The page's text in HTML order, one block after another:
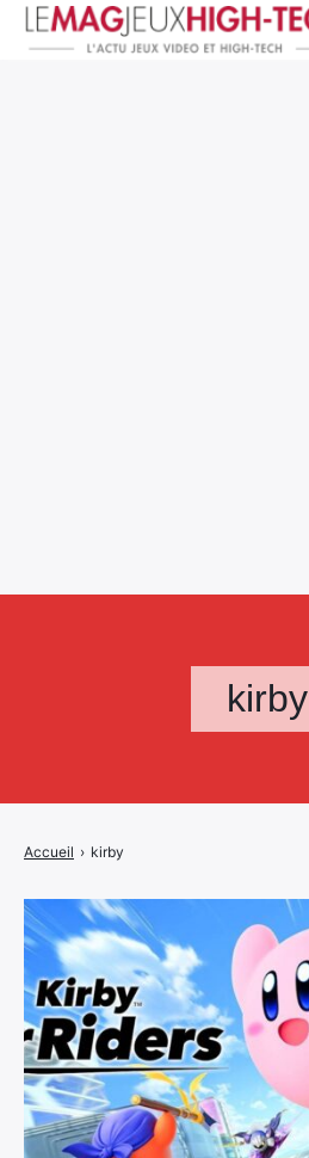
kirby
Accueil › kirby